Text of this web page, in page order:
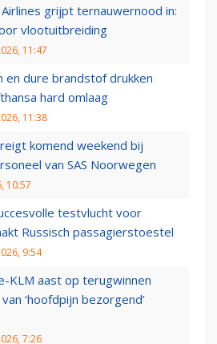
grijpt ternauwernood in:
vlootuitbreiding
11:47
en dure brandstof drukken
hard omlaag
11:38
komend weekend bij
van SAS Noorwegen
10:57
testvlucht voor
Russisch passagierstoestel
9:54
KLM aast op terugwinnen
‘hoofdpijn bezorgend’
7:26